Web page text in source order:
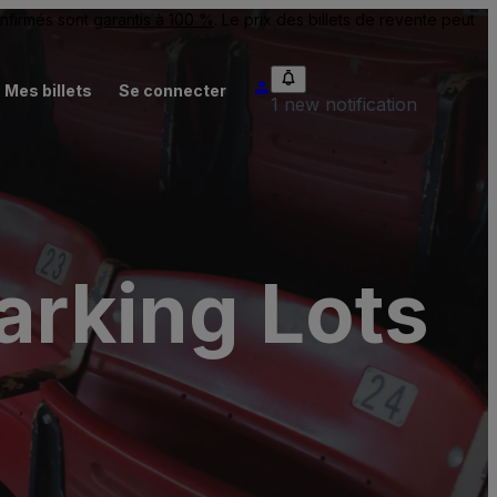
sont garantis à 100 % . Le prix des billets de revente peut
Mes billets Se connecter
1 new notification
Lots